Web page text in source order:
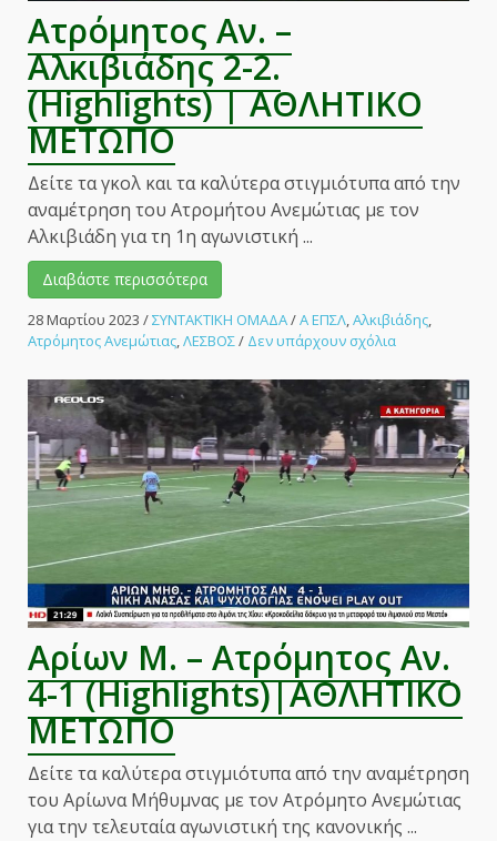
Ατρόμητος Αν. –
Αλκιβιάδης 2-2.
(Highlights) | ΑΘΛΗΤΙΚΟ
ΜΕΤΩΠΟ
Δείτε τα γκολ και τα καλύτερα στιγμιότυπα από την
αναμέτρηση του Ατρομήτου Ανεμώτιας με τον
Αλκιβιάδη για τη 1η αγωνιστική ...
Διαβάστε περισσότερα
28 Μαρτίου 2023 /ΣΥΝΤΑΚΤΙΚΗ ΟΜΑΔΑ/Α ΕΠΣΛ,Αλκιβιάδης,
Ατρόμητος Ανεμώτιας,ΛΕΣΒΟΣ/ Δεν υπάρχουν σχόλιαστο
Αν.
–
Αλκιβιάδης
2-
2.
(Highlights)
|
ΑΘΛΗΤΙΚΟ
Αρίων Μ. – Ατρόμητος Αν.
4-1 (Highlights)|ΑΘΛΗΤΙΚΟ
ΜΕΤΩΠΟ
Δείτε τα καλύτερα στιγμιότυπα από την αναμέτρηση
του Αρίωνα Μήθυμνας με τον Ατρόμητο Ανεμώτιας
για την τελευταία αγωνιστική της κανονικής ...